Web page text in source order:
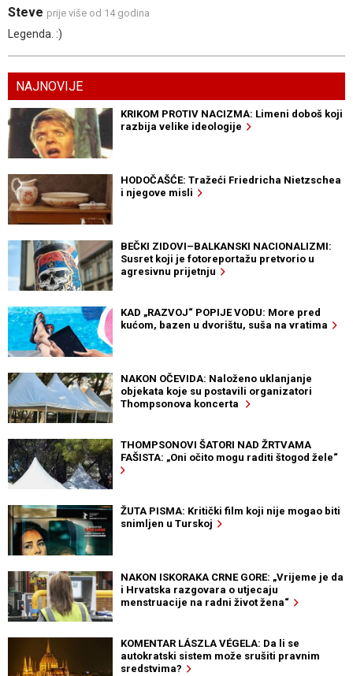
Steve prije više od 14 godina
Legenda. :)
NAJNOVIJE
KRIKOM PROTIV NACIZMA: Limeni doboš koji
razbija velike ideologije
HODOČAŠĆE: Tražeći Friedricha Nietzschea
i njegove misli
BEČKI ZIDOVI–BALKANSKI NACIONALIZMI:
Susret koji je fotoreportažu pretvorio u
agresivnu prijetnju
KAD „RAZVOJ“ POPIJE VODU: More pred
kućom, bazen u dvorištu, suša na vratima
NAKON OČEVIDA: Naloženo uklanjanje
objekata koje su postavili organizatori
Thompsonova koncerta
THOMPSONOVI ŠATORI NAD ŽRTVAMA
FAŠISTA: „Oni očito mogu raditi štogod žele“
ŽUTA PISMA: Kritički film koji nije mogao biti
snimljen u Turskoj
NAKON ISKORAKA CRNE GORE: „Vrijeme je da
i Hrvatska razgovara o utjecaju
menstruacije na radni život žena“
KOMENTAR LÁSZLA VÉGELA: Da li se
autokratski sistem može srušiti pravnim
sredstvima?